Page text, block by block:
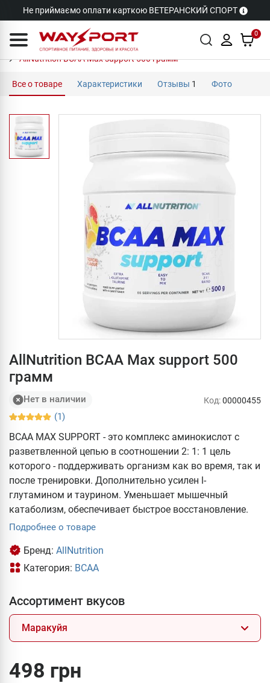
Не приймаємо оплати карткою ВЕТЕРАНСКИЙ СПОРТ
0
AllNutrition BCAA Max support 500 грамм
Все о товаре Характеристики Отзывы 1 Фото
AllNutrition BCAA Max support 500
грамм
Нет в наличии
(1)
Код:00000455
BCAA MAX SUPPORT - это комплекс аминокислот с
разветвленной цепью в соотношении 2: 1: 1 цель
которого - поддерживать организм как во время, так и
после тренировки. Дополнительно усилен l-
глутамином и таурином. Уменьшает мышечный
катаболизм, обеспечивает быстрое восстановление.
Подробнее о товаре
Бренд: AllNutrition
Категория: BCAA
Ассортимент вкусов
Маракуйя
498 грн